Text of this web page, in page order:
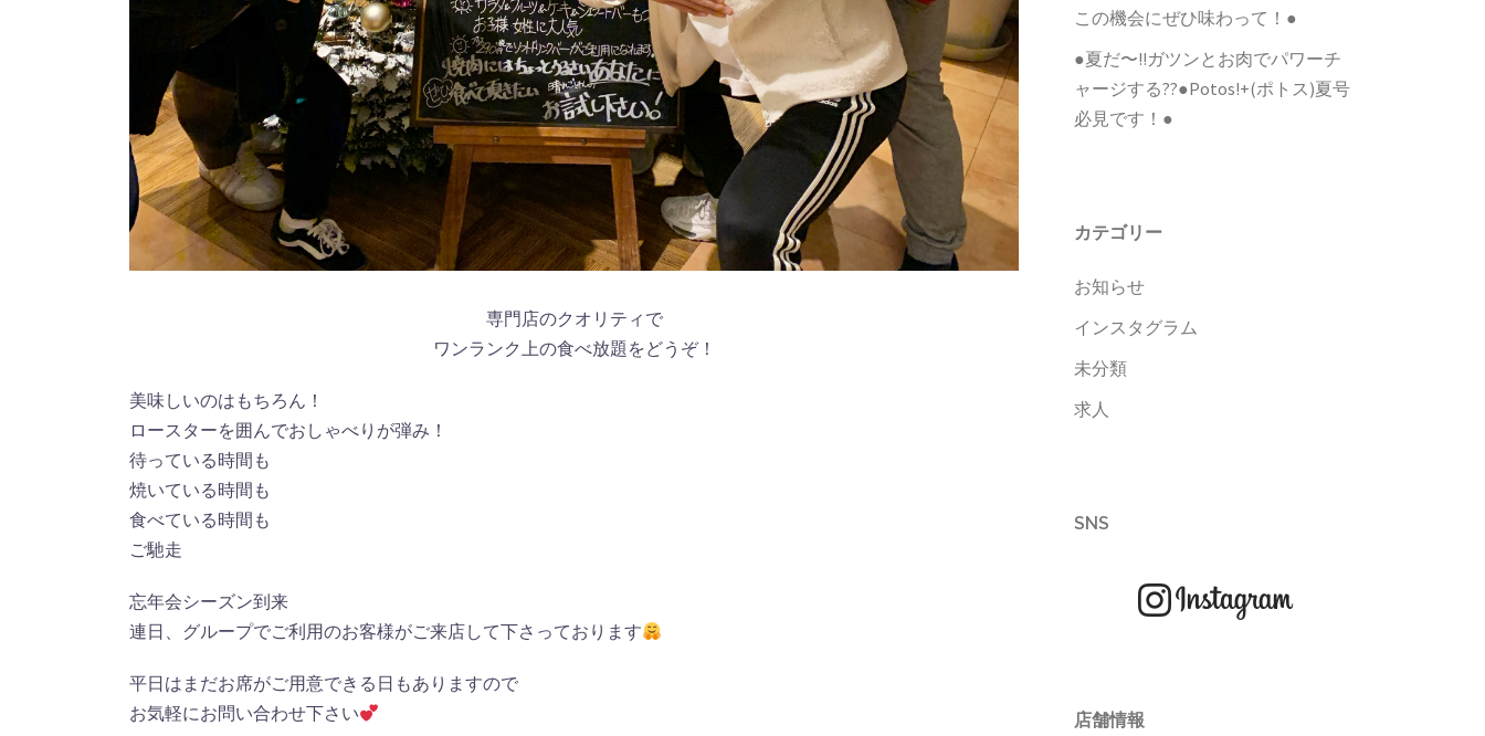
専門店のクオリティで
ワンランク上の食べ放題をどうぞ！
美味しいのはもちろん！
ロースターを囲んでおしゃべりが弾み！
待っている時間も
焼いている時間も
食べている時間も
ご馳走
忘年会シーズン到来
連日、グループでご利用のお客様がご来店して下さっております
平日はまだお席がご用意できる日もありますので
お気軽にお問い合わせ下さい
この機会にぜひ味わって！●
●夏だ〜!!ガツンとお肉でパワーチ
ャージする??●Potos!+(ポトス)夏号
必見です！●
カテゴリー
お知らせ
インスタグラム
未分類
求人
SNS
店舗情報